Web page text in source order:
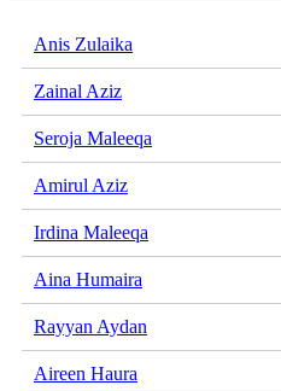
Anis Zulaika
Zainal Aziz
Seroja Maleeqa
Amirul Aziz
Irdina Maleeqa
Aina Humaira
Rayyan Aydan
Aireen Haura